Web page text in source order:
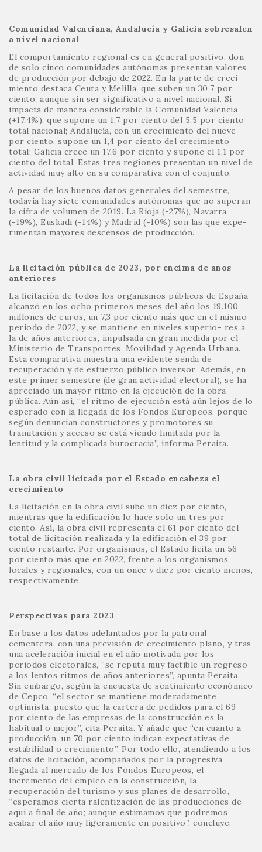
Comunidad Valenciana, Andalucía y Galicia sobresalen
a nivel nacional
El comportamiento regional es en general positivo, don-
de solo cinco comunidades autónomas presentan valores
de producción por debajo de 2022. En la parte de creci-
miento destaca Ceuta y Melilla, que suben un 30,7 por
ciento, aunque sin ser significativo a nivel nacional. Si
impacta de manera considerable la Comunidad Valencia
(+17,4%), que supone un 1,7 por ciento del 5,5 por ciento
total nacional; Andalucía, con un crecimiento del nueve
por ciento, supone un 1,4 por ciento del crecimiento
total; Galicia crece un 17,6 por ciento y supone el 1,1 por
ciento del total. Estas tres regiones presentan un nivel de
actividad muy alto en su comparativa con el conjunto.
A pesar de los buenos datos generales del semestre,
todavía hay siete comunidades autónomas que no superan
la cifra de volumen de 2019. La Rioja (-27%), Navarra
(-19%), Euskadi (-14%) y Madrid (-10%) son las que expe-
rimentan mayores descensos de producción.
La licitación pública de 2023, por encima de años
anteriores
La licitación de todos los organismos públicos de España
alcanzó en los ocho primeros meses del año los 19.100
millones de euros, un 7,3 por ciento más que en el mismo
periodo de 2022, y se mantiene en niveles superio- res a
la de años anteriores, impulsada en gran medida por el
Ministerio de Transportes, Movilidad y Agenda Urbana.
Esta comparativa muestra una evidente senda de
recuperación y de esfuerzo público inversor. Además, en
este primer semestre (de gran actividad electoral), se ha
apreciado un mayor ritmo en la ejecución de la obra
pública. Aún así, “el ritmo de ejecución está aún lejos de lo
esperado con la llegada de los Fondos Europeos, porque
según denuncian constructores y promotores su
tramitación y acceso se está viendo limitada por la
lentitud y la complicada burocracia”, informa Peraita.
La obra civil licitada por el Estado encabeza el
crecimiento
La licitación en la obra civil sube un diez por ciento,
mientras que la edificación lo hace solo un tres por
ciento. Así, la obra civil representa el 61 por ciento del
total de licitación realizada y la edificación el 39 por
ciento restante. Por organismos, el Estado licita un 56
por ciento más que en 2022, frente a los organismos
locales y regionales, con un once y diez por ciento menos,
respectivamente.
Perspectivas para 2023
En base a los datos adelantados por la patronal
cementera, con una previsión de crecimiento plano, y tras
una aceleración inicial en el año motivada por los
periodos electorales, “se reputa muy factible un regreso
a los lentos ritmos de años anteriores”, apunta Peraita.
Sin embargo, según la encuesta de sentimiento económico
de Cepco, “el sector se mantiene moderadamente
optimista, puesto que la cartera de pedidos para el 69
por ciento de las empresas de la construcción es la
habitual o mejor”, cita Peraita. Y añade que “en cuanto a
producción, un 70 por ciento indican expectativas de
estabilidad o crecimiento”. Por todo ello, atendiendo a los
datos de licitación, acompañados por la progresiva
llegada al mercado de los Fondos Europeos, el
incremento del empleo en la construcción, la
recuperación del turismo y sus planes de desarrollo,
“esperamos cierta ralentización de las producciones de
aquí a final de año; aunque estimamos que podremos
acabar el año muy ligeramente en positivo”, concluye.